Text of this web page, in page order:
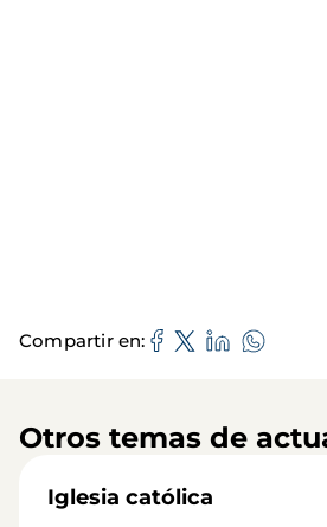
Compartir en
Otros temas de
Iglesia católica